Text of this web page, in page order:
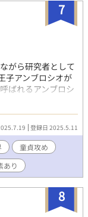
含まれておりま
着 #辺境の地
7
がら研究者として
子アンブロシオが
ばれるアンブロシ
る羽目になるが、
魔法のあるファン
くらいのイメージ
登録日 2025.5.11
童貞攻め
あり
8